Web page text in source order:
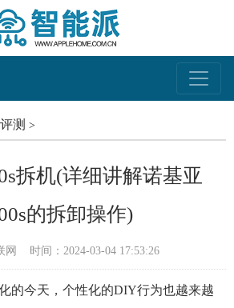
测 >
拆机(详细讲解诺基亚
的拆卸操作)
网 时间：2024-03-04 17:53:26
的今天，个性化的DIY行为也越来越